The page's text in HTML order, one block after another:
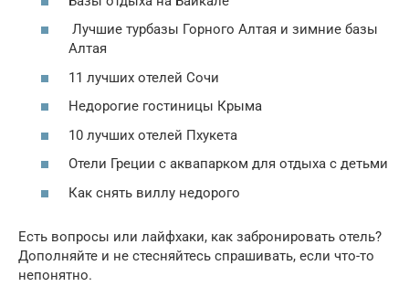
Лучшие турбазы Горного Алтая и зимние базы
Алтая
11 лучших отелей Сочи
Недорогие гостиницы Крыма
10 лучших отелей Пхукета
Отели Греции с аквапарком для отдыха с детьми
Как снять виллу недорого
Есть вопросы или лайфхаки, как забронировать отель?
Дополняйте и не стесняйтесь спрашивать, если что-то
непонятно.